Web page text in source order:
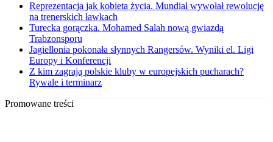
Reprezentacja jak kobieta życia. Mundial wywołał rewolucję
na trenerskich ławkach
Turecka gorączka. Mohamed Salah nową gwiazdą
Trabzonsporu
Jagiellonia pokonała słynnych Rangersów. Wyniki el. Ligi
Europy i Konferencji
Z kim zagrają polskie kluby w europejskich pucharach?
Rywale i terminarz
Promowane treści